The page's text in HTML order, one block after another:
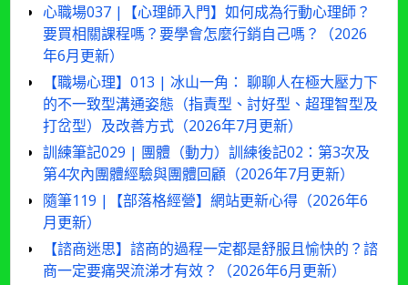
心職場037 |【心理師入門】如何成為行動心理師？
要買相關課程嗎？要學會怎麼行銷自己嗎？（2026
年6月更新）
【職場心理】013 | 冰山一角： 聊聊人在極大壓力下
的不一致型溝通姿態（指責型、討好型、超理智型及
打岔型）及改善方式（2026年7月更新）
訓練筆記029 | 團體（動力）訓練後記02：第3次及
第4次內團體經驗與團體回顧（2026年7月更新）
隨筆119 |【部落格經營】網站更新心得（2026年6
月更新）
【諮商迷思】諮商的過程一定都是舒服且愉快的？諮
商一定要痛哭流涕才有效？（2026年6月更新）